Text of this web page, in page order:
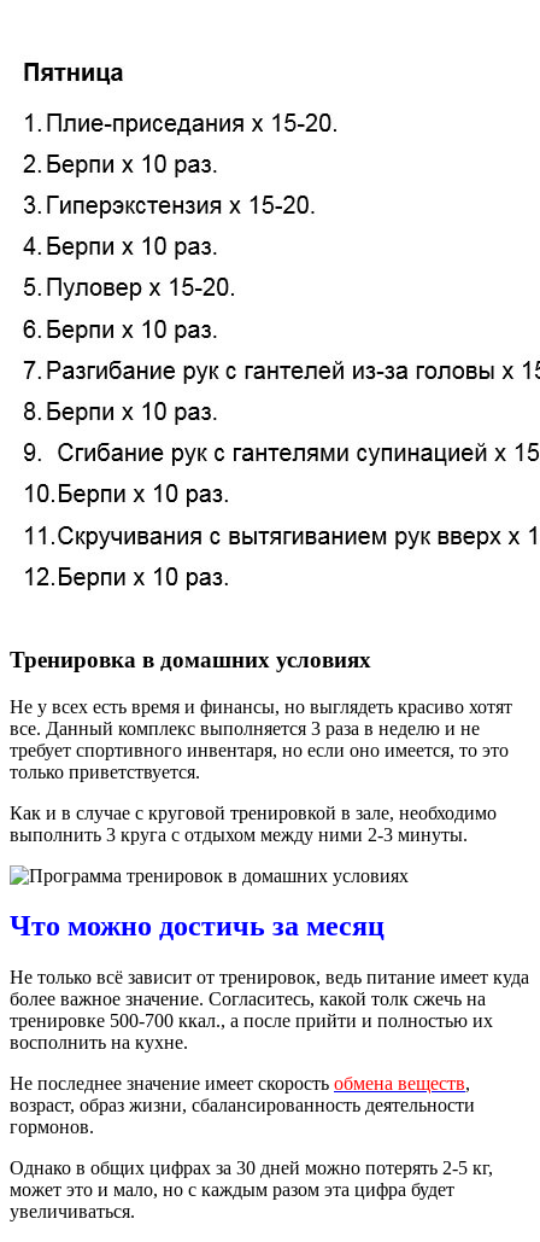
Тренировка в домашних условиях
Не у всех есть время и финансы, но выглядеть красиво хотят
все. Данный комплекс выполняется 3 раза в неделю и не
требует спортивного инвентаря, но если оно имеется, то это
только приветствуется.
Как и в случае с круговой тренировкой в зале, необходимо
выполнить 3 круга с отдыхом между ними 2-3 минуты.
Что можно достичь за месяц
Не только всё зависит от тренировок, ведь питание имеет куда
более важное значение. Согласитесь, какой толк сжечь на
тренировке 500-700 ккал., а после прийти и полностью их
восполнить на кухне.
Не последнее значение имеет скорость обмена веществ,
возраст, образ жизни, сбалансированность деятельности
гормонов.
Однако в общих цифрах за 30 дней можно потерять 2-5 кг,
может это и мало, но с каждым разом эта цифра будет
увеличиваться.